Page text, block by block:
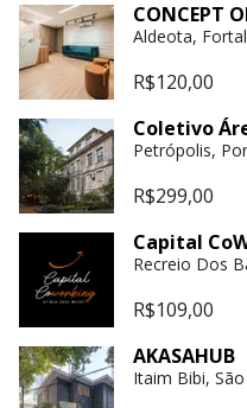
CONCEPT
Aldeota,
R$120,00
Coletivo
Petrópolis,
R$299,00
Capital
Recreio Dos
R$109,00
AKASAHUB
Itaim Bibi,